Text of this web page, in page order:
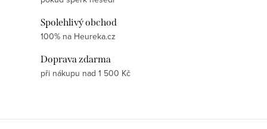
Spolehlivý obchod
100% na Heureka.cz
Doprava zdarma
při nákupu nad 1 500 Kč